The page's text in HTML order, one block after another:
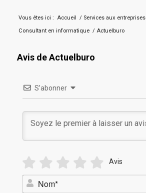
Vous êtes ici : Accueil / Services aux entreprises
Consultant en informatique / Actuelburo
Avis de Actuelburo
S’abonner
Avis